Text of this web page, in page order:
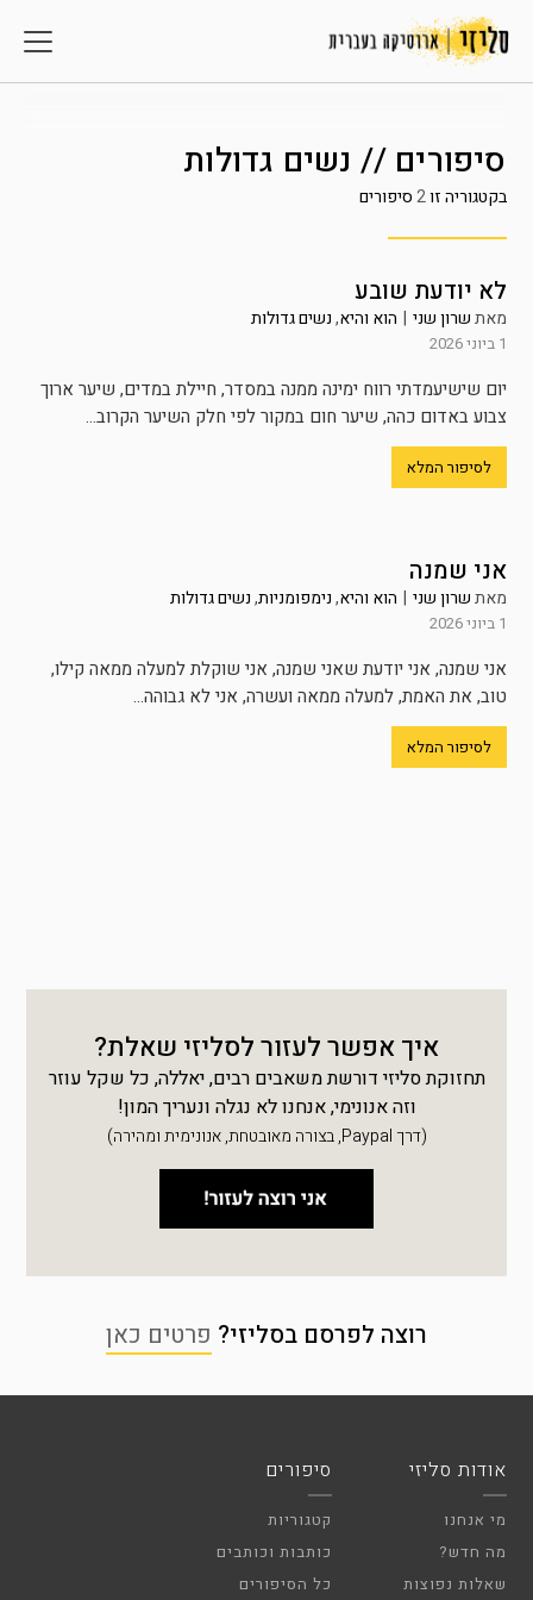
סיפורים // נשים גדולות
בקטגוריה זו2סיפורים
לא יודעת שובע
מאתשרון שני | הוא והיא,נשים גדולות
1 ביוני 2026
יום שישיעמדתי רווח ימינה ממנה במסדר, חיילת במדים, שיער ארוך
צבוע באדום כהה, שיער חום במקור לפי חלק השיער הקרוב...
לסיפור המלא
אני שמנה
מאתשרון שני | הוא והיא,נימפומניות,נשים גדולות
1 ביוני 2026
אני שמנה, אני יודעת שאני שמנה, אני שוקלת למעלה ממאה קילו,
טוב, את האמת, למעלה ממאה ועשרה, אני לא גבוהה...
לסיפור המלא
איך אפשר לעזור לסליזי שאלת?
תחזוקת סליזי דורשת משאבים רבים, יאללה, כל שקל עוזר
וזה אנונימי, אנחנו לא נגלה ונעריך המון!
(דרך Paypal, בצורה מאובטחת, אנונימית ומהירה)
רוצה לפרסם בסליזי? פרטים כאן
אודות סליזי
מי אנחנו
מה חדש?
שאלות נפוצות
סיפורים
קטגוריות
כותבות וכותבים
כל הסיפורים